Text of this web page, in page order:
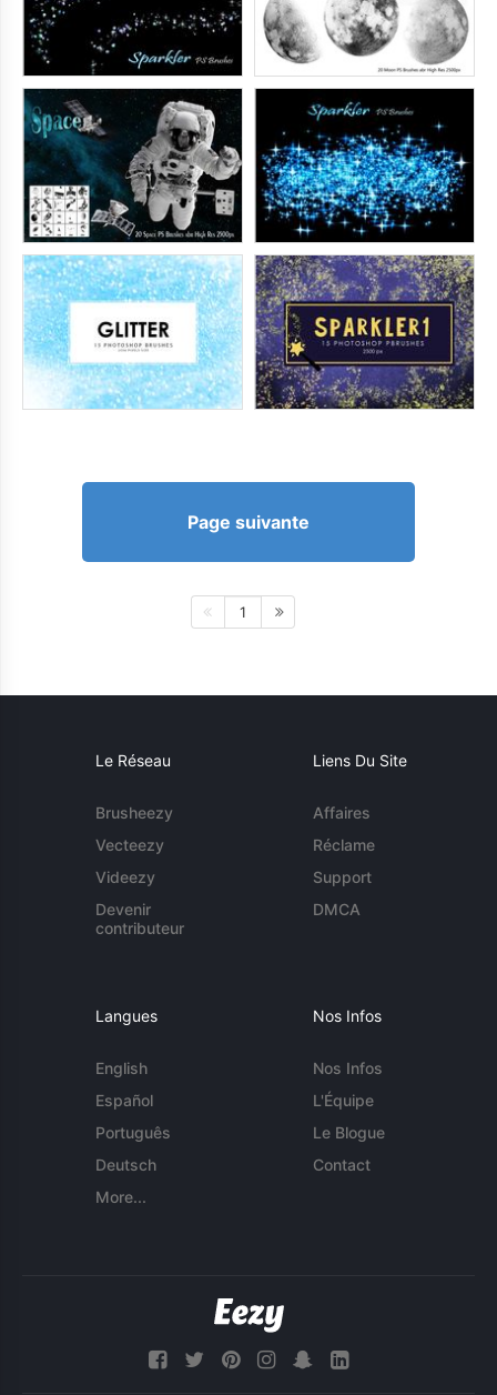
Page suivante
1
Le Réseau
Brusheezy
Vecteezy
Videezy
Devenir
contributeur
Liens Du Site
Affaires
Réclame
Support
DMCA
Langues
English
Español
Português
Deutsch
More...
Nos Infos
Nos Infos
L'Équipe
Le Blogue
Contact